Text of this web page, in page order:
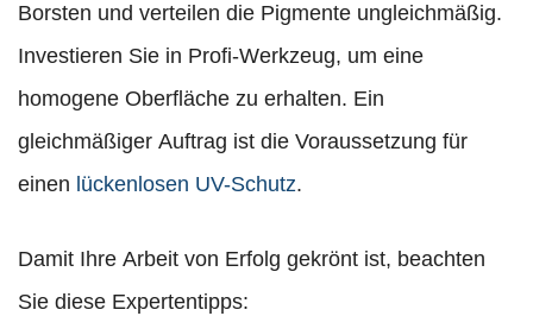
Borsten und verteilen die Pigmente ungleichmäßig.
Investieren Sie in Profi-Werkzeug, um eine
homogene Oberfläche zu erhalten. Ein
gleichmäßiger Auftrag ist die Voraussetzung für
einen lückenlosen UV-Schutz.
Damit Ihre Arbeit von Erfolg gekrönt ist, beachten
Sie diese Expertentipps: